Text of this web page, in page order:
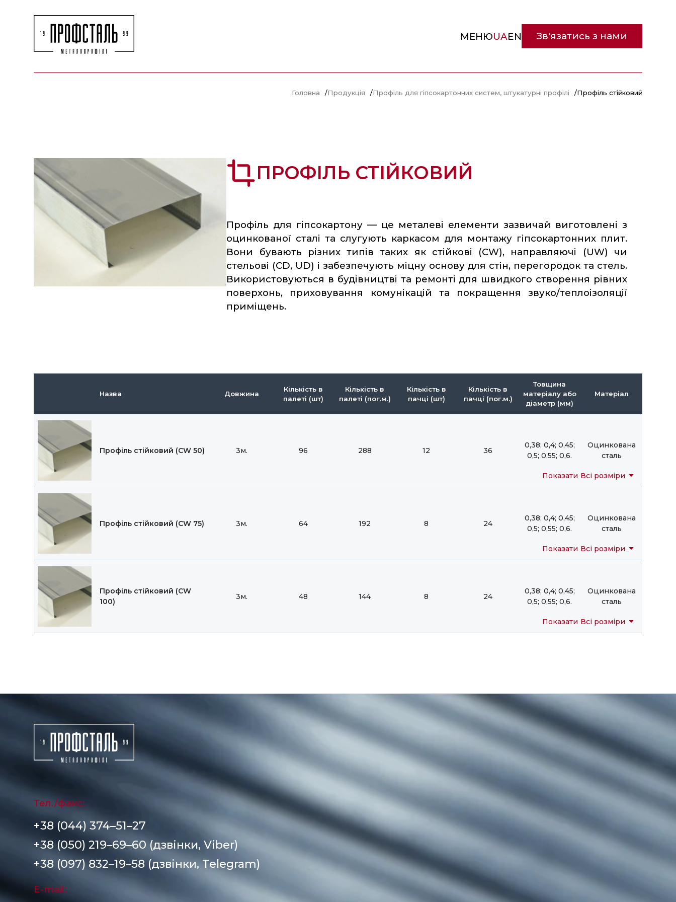
МЕНЮUAEN Зв'язатись з нами
Головна /Продукція /Профіль для гіпсокартонних систем, штукатурні профілі /Профіль стійковий
cropПРОФІЛЬ СТІЙКОВИЙ
Профіль для гіпсокартону — це металеві елементи зазвичай виготовлені з
оцинкованої сталі та слугують каркасом для монтажу гіпсокартонних плит.
Вони бувають різних типів таких як стійкові (CW), направляючі (UW) чи
стельові (CD, UD) і забезпечують міцну основу для стін, перегородок та стель.
Використовуються в будівництві та ремонті для швидкого створення рівних
поверхонь, приховування комунікацій та покращення звуко/теплоізоляції
приміщень.
Назва Довжина
Кількість в
палеті (шт)
Кількість в
палеті (пог.м.)
Кількість в
пачці (шт)
Кількість в
пачці (пог.м.)
Товщина
матеріалу або
діаметр (мм)
Матеріал
Профіль стійковий (CW 50) 3м. 96 288 12 36
0,38; 0,4; 0,45;
0,5; 0,55; 0,6.
Оцинкована
сталь
Показати Всі розміри arrow_drop_down
Профіль стійковий (CW 75) 3м. 64 192 8 24
0,38; 0,4; 0,45;
0,5; 0,55; 0,6.
Оцинкована
сталь
Показати Всі розміри arrow_drop_down
Профіль стійковий (CW
100)
3м. 48 144 8 24
0,38; 0,4; 0,45;
0,5; 0,55; 0,6.
Оцинкована
сталь
Показати Всі розміри arrow_drop_down
Тел./факс:
+38 (044) 374–51–27
+38 (050) 219–69–60 (дзвінки, Viber)
+38 (097) 832–19–58 (дзвінки, Telegram)
E-mail: